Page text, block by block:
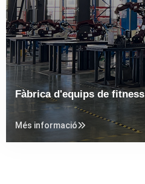
Fàbrica d'equips de fitness
Més informació